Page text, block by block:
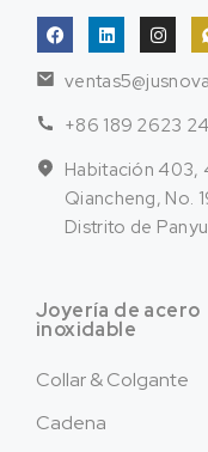
+86 189 2623
Habitación 403,
Qiancheng, No.
Distrito de
Joyería de acero
inoxidable
Collar & Colgante
Cadena